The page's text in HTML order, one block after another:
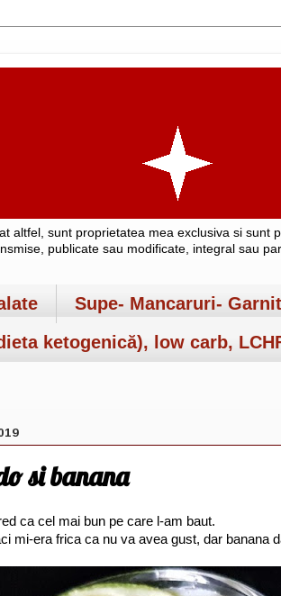
altfel, sunt proprietatea mea exclusiva si
publicate sau modificate, integral sau
Supe- Mancaruri-
ketogenică), low carb,
si banana
ca cel mai bun pe care l-am baut.
mi-era frica ca nu va avea gust, dar banana